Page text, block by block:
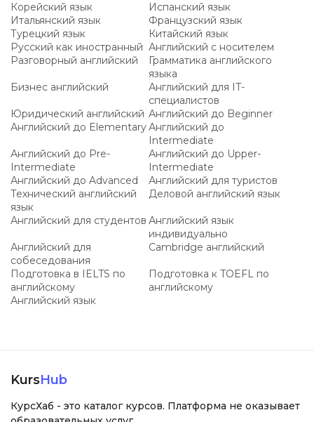
Корейский язык
Испанский язык
Итальянский язык
Французский язык
Турецкий язык
Китайский язык
Русский как иностранный Английский с носителем
Разговорный английский
Грамматика английского
языка
Бизнес английский
Английский для IT-
специалистов
Юридический английский Английский до Beginner
Английский до ElementaryАнглийский до
Intermediate
Английский до Pre-
Intermediate
Английский до Upper-
Intermediate
Английский до Advanced
Английский для туристов
Технический английский
язык
Деловой английский язык
Английский для студентов Английский язык
индивидуально
Английский для
собеседования
Cambridge английский
Подготовка в IELTS по
английскому
Подготовка к TOEFL по
английскому
Английский язык
KursHub
КурсХаб - это каталог курсов. Платформа не оказывает